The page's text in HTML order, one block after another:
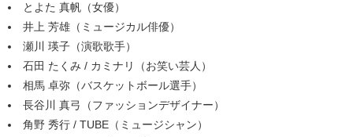
とよた 真帆（女優）
井上 芳雄（ミュージカル俳優）
瀬川 瑛子（演歌歌手）
石田 たくみ / カミナリ（お笑い芸人）
相馬 卓弥（バスケットボール選手）
長谷川 真弓（ファッションデザイナー）
角野 秀行 / TUBE（ミュージシャン）